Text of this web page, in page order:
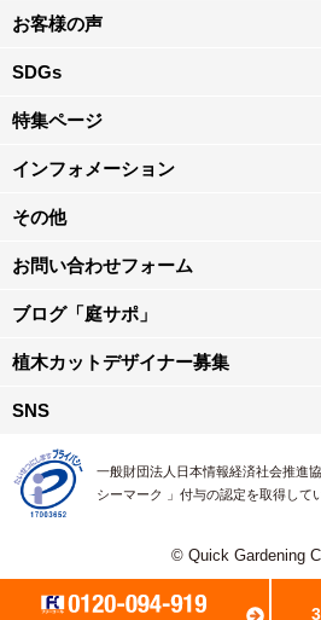
お客様の声
SDGs
特集ページ
インフォメーション
その他
お問い合わせフォーム
ブログ「庭サポ」
植木カットデザイナー募集
SNS
一般財団法人日本情報経済社会推進
シーマーク 」付与の認定を取得して
© Quick Gardening